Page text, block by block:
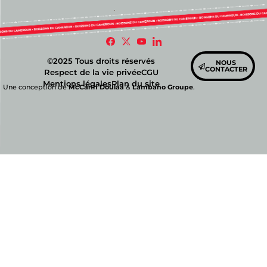
©2025 Tous droits réservés
Respect de la vie privéeCGU
Mentions légalesPlan du site
NOUS
CONTACTER
Une conception deMcCann Doulaa&Lambano Groupe.